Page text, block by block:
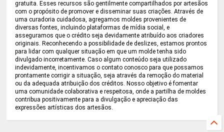
gratuita. Esses recursos são gentilmente compartilhados por artesãos
com o propósito de promover e disseminar suas criações. Através de
uma curadoria cuidadosa, agregamos moldes provenientes de
diversas fontes, incluindo plataformas de mídia social, e
asseguramos que o crédito seja devidamente atribuído aos criadores
originais. Reconhecendo a possibilidade de deslizes, estamos prontos
para lidar com qualquer situação em que um molde tenha sido
divulgado incorretamente. Caso algum conteúdo seja utilizado
indevidamente, incentivamos o contato conosco para que possamos
prontamente corrigir a situação, seja através da remoção do material
ou da adequada atribuição dos créditos. Nosso objetivo é fomentar
uma comunidade colaborativa e respeitosa, onde a partilha de moldes
contribua positivamente para a divulgação e apreciação das
expressões artísticas dos artesãos.